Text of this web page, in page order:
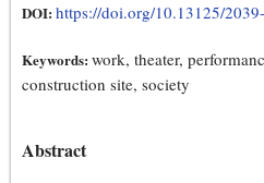
DOI: https://doi.org/10.13125/
Keywords: work, theater,
construction site, society
Abstract